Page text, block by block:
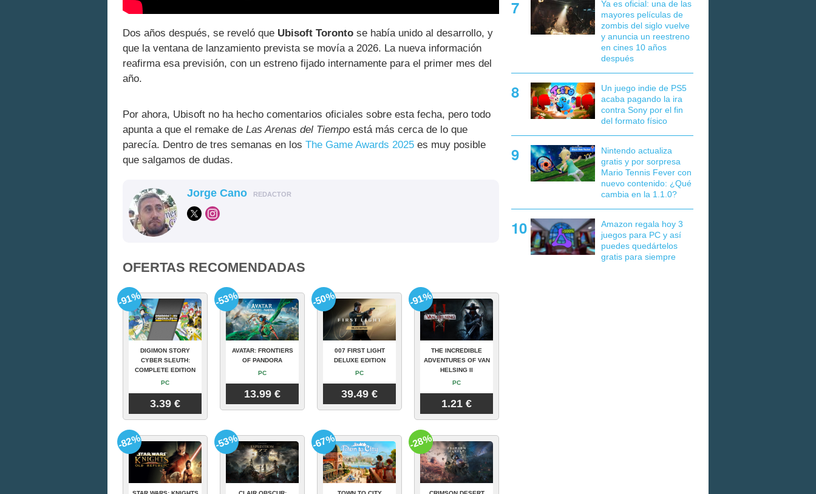
Dos años después, se reveló que Ubisoft Toronto se había unido al desarrollo, y
que la ventana de lanzamiento prevista se movía a 2026. La nueva información
reafirma esa previsión, con un estreno fijado internamente para el primer mes del
año.
Por ahora, Ubisoft no ha hecho comentarios oficiales sobre esta fecha, pero todo
apunta a que el remake de Las Arenas del Tiempo está más cerca de lo que
parecía. Dentro de tres semanas en los The Game Awards 2025 es muy posible
que salgamos de dudas.
Jorge Cano REDACTOR
OFERTAS RECOMENDADAS
DIGIMON STORY
CYBER SLEUTH:
COMPLETE EDITION
PC
3.39 €
-91%
AVATAR: FRONTIERS
OF PANDORA
PC
13.99 €
-53%
007 FIRST LIGHT
DELUXE EDITION
PC
39.49 €
-50%
THE INCREDIBLE
ADVENTURES OF VAN
HELSING II
PC
1.21 €
-91%
-82% -53% -67% -28%
Ya es oficial: una de las
mayores películas de
zombis del siglo vuelve
y anuncia un reestreno
en cines 10 años
después
Un juego indie de PS5
acaba pagando la ira
contra Sony por el fin
del formato físico
Nintendo actualiza
gratis y por sorpresa
Mario Tennis Fever con
nuevo contenido: ¿Qué
cambia en la 1.1.0?
Amazon regala hoy 3
juegos para PC y así
puedes quedártelos
gratis para siempre